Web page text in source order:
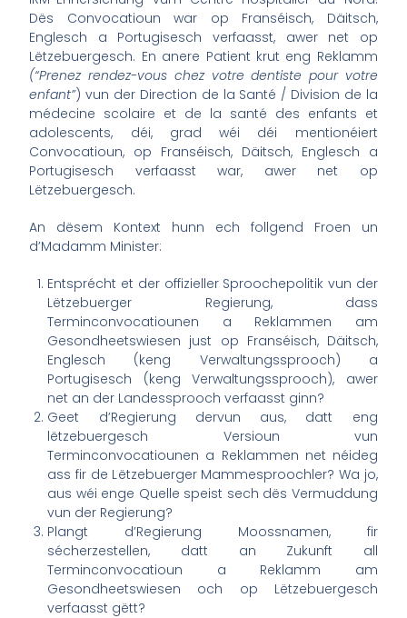
Dës Convocatioun war op Franséisch, Däitsch,
Englesch a Portugisesch verfaasst, awer net op
Lëtzebuergesch. En anere Patient krut eng Reklamm
(“Prenez rendez-vous chez votre dentiste pour votre
enfant”) vun der Direction de la Santé / Division de la
médecine scolaire et de la santé des enfants et
adolescents, déi, grad wéi déi mentionéiert
Convocatioun, op Franséisch, Däitsch, Englesch a
Portugisesch verfaasst war, awer net op
Lëtzebuergesch.
An dësem Kontext hunn ech follgend Froen un
d’Madamm Minister:
Entsprécht et der offizieller Sproochepolitik vun der
Lëtzebuerger Regierung, dass
Terminconvocatiounen a Reklammen am
Gesondheetswiesen just op Franséisch, Däitsch,
Englesch (keng Verwaltungssprooch) a
Portugisesch (keng Verwaltungssprooch), awer
net an der Landessprooch verfaasst ginn?
Geet d’Regierung dervun aus, datt eng
lëtzebuergesch Versioun vun
Terminconvocatiounen a Reklammen net néideg
ass fir de Lëtzebuerger Mammesproochler? Wa jo,
aus wéi enge Quelle speist sech dës Vermuddung
vun der Regierung?
Plangt d’Regierung Moossnamen, fir
sécherzestellen, datt an Zukunft all
Terminconvocatioun a Reklamm am
Gesondheetswiesen och op Lëtzebuergesch
verfaasst gëtt?